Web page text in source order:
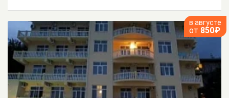
в августе
от 850₽